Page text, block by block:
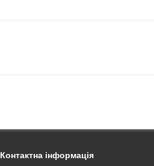
Контактна інформація